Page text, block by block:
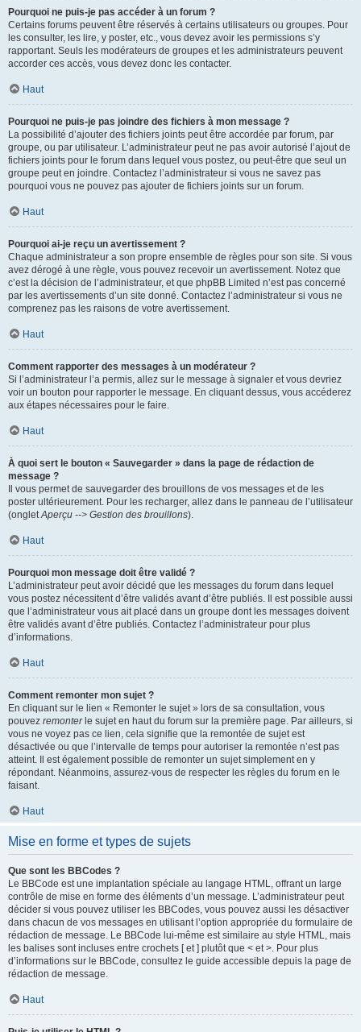
Pourquoi ne puis-je pas accéder à un forum ?
Certains forums peuvent être réservés à certains utilisateurs ou groupes. Pour
les consulter, les lire, y poster, etc., vous devez avoir les permissions s’y
rapportant. Seuls les modérateurs de groupes et les administrateurs peuvent
accorder ces accès, vous devez donc les contacter.
Haut
Pourquoi ne puis-je pas joindre des fichiers à mon message ?
La possibilité d’ajouter des fichiers joints peut être accordée par forum, par
groupe, ou par utilisateur. L’administrateur peut ne pas avoir autorisé l’ajout de
fichiers joints pour le forum dans lequel vous postez, ou peut-être que seul un
groupe peut en joindre. Contactez l’administrateur si vous ne savez pas
pourquoi vous ne pouvez pas ajouter de fichiers joints sur un forum.
Haut
Pourquoi ai-je reçu un avertissement ?
Chaque administrateur a son propre ensemble de règles pour son site. Si vous
avez dérogé à une règle, vous pouvez recevoir un avertissement. Notez que
c’est la décision de l’administrateur, et que phpBB Limited n’est pas concerné
par les avertissements d’un site donné. Contactez l’administrateur si vous ne
comprenez pas les raisons de votre avertissement.
Haut
Comment rapporter des messages à un modérateur ?
Si l’administrateur l’a permis, allez sur le message à signaler et vous devriez
voir un bouton pour rapporter le message. En cliquant dessus, vous accéderez
aux étapes nécessaires pour le faire.
Haut
À quoi sert le bouton « Sauvegarder » dans la page de rédaction de
message ?
Il vous permet de sauvegarder des brouillons de vos messages et de les
poster ultérieurement. Pour les recharger, allez dans le panneau de l’utilisateur
(ongletAperçu --> Gestion des brouillons).
Haut
Pourquoi mon message doit être validé ?
L’administrateur peut avoir décidé que les messages du forum dans lequel
vous postez nécessitent d’être validés avant d’être publiés. Il est possible aussi
que l’administrateur vous ait placé dans un groupe dont les messages doivent
être validés avant d’être publiés. Contactez l’administrateur pour plus
d’informations.
Haut
Comment remonter mon sujet ?
En cliquant sur le lien « Remonter le sujet » lors de sa consultation, vous
pouvez remonterle sujet en haut du forum sur la première page. Par ailleurs, si
vous ne voyez pas ce lien, cela signifie que la remontée de sujet est
désactivée ou que l’intervalle de temps pour autoriser la remontée n’est pas
atteint. Il est également possible de remonter un sujet simplement en y
répondant. Néanmoins, assurez-vous de respecter les règles du forum en le
faisant.
Haut
Mise en forme et types de sujets
Que sont les BBCodes ?
Le BBCode est une implantation spéciale au langage HTML, offrant un large
contrôle de mise en forme des éléments d’un message. L’administrateur peut
décider si vous pouvez utiliser les BBCodes, vous pouvez aussi les désactiver
dans chacun de vos messages en utilisant l’option appropriée du formulaire de
rédaction de message. Le BBCode lui-même est similaire au style HTML, mais
les balises sont incluses entre crochets [ et ] plutôt que < et >. Pour plus
d’informations sur le BBCode, consultez le guide accessible depuis la page de
rédaction de message.
Haut